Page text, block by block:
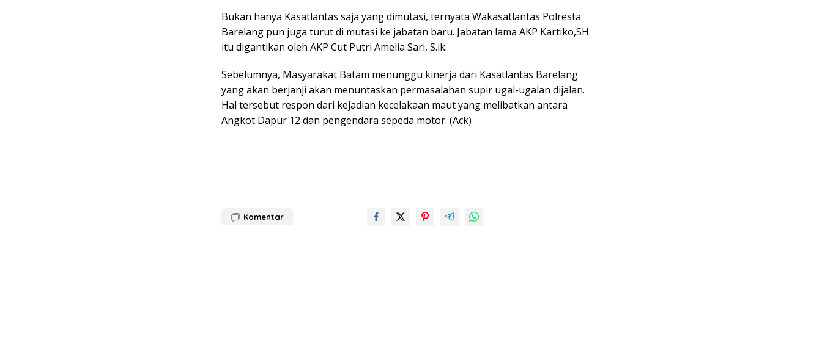
Bukan hanya Kasatlantas saja yang dimutasi, ternyata Wakasatlantas Polresta
Barelang pun juga turut di mutasi ke jabatan baru. Jabatan lama AKP Kartiko,SH
itu digantikan oleh AKP Cut Putri Amelia Sari, S.ik.
Sebelumnya, Masyarakat Batam menunggu kinerja dari Kasatlantas Barelang
yang akan berjanji akan menuntaskan permasalahan supir ugal-ugalan dijalan.
Hal tersebut respon dari kejadian kecelakaan maut yang melibatkan antara
Angkot Dapur 12 dan pengendara sepeda motor. (Ack)
Komentar